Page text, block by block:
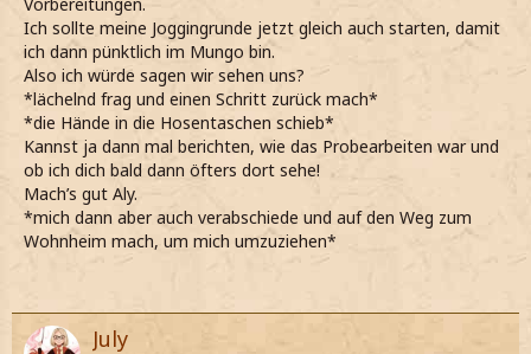
Ich sollte meine Joggingrunde jetzt gleich auch starten, damit
ich dann pünktlich im Mungo bin.
Also ich würde sagen wir sehen uns?
*lächelnd frag und einen Schritt zurück mach*
*die Hände in die Hosentaschen schieb*
Kannst ja dann mal berichten, wie das Probearbeiten war und
ob ich dich bald dann öfters dort sehe!
Mach’s gut Aly.
*mich dann aber auch verabschiede und auf den Weg zum
Wohnheim mach, um mich umzuziehen*
July